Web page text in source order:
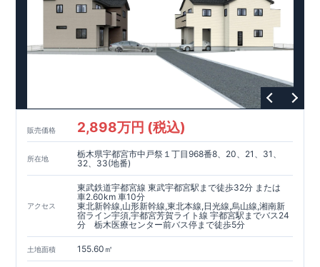
販売価格 2,898万円 (税込)
所在地
栃木県宇都宮市中戸祭１丁目968番8、20、21、31、
32、33(地番)
アクセス
東武鉄道宇都宮線 東武宇都宮駅まで徒歩32分 または
車2.60km 車10分
東北新幹線,山形新幹線,東北本線,日光線,烏山線,湘南新
宿ライン宇須,宇都宮芳賀ライト線 宇都宮駅までバス24
分 栃木医療センター前バス停まで徒歩5分
土地面積 155.60㎡